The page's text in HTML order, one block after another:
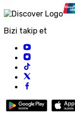
Bizi takip et